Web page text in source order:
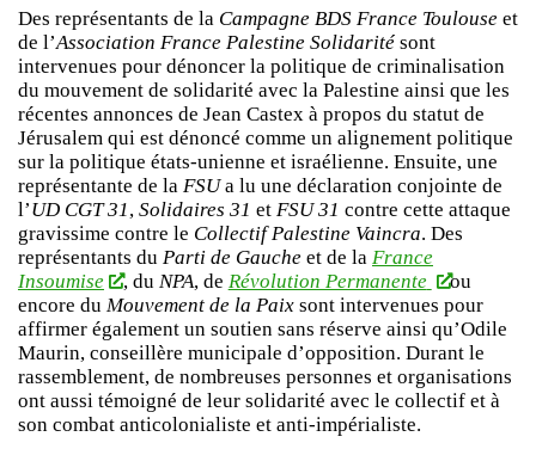
Des représentants de la Campagne BDS France Toulouse et
de l’Association France Palestine Solidarité sont
intervenues pour dénoncer la politique de criminalisation
du mouvement de solidarité avec la Palestine ainsi que les
récentes annonces de Jean Castex à propos du statut de
Jérusalem qui est dénoncé comme un alignement politique
sur la politique états-unienne et israélienne. Ensuite, une
représentante de la FSUa lu une déclaration conjointe de
l’UD CGT 31, Solidaires 31 et FSU 31 contre cette attaque
gravissime contre le Collectif Palestine Vaincra. Des
représentants du Parti de Gauche et de la France
Insoumise
, du NPA, de Révolution Permanente
ou
encore du Mouvement de la Paix sont intervenues pour
affirmer également un soutien sans réserve ainsi qu’Odile
Maurin, conseillère municipale d’opposition. Durant le
rassemblement, de nombreuses personnes et organisations
ont aussi témoigné de leur solidarité avec le collectif et à
son combat anticolonialiste et anti-impérialiste.